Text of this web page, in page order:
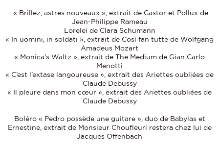
« Brillez, astres nouveaux », extrait de Castor et Pollux de
Jean-Philippe Rameau
Lorelei de Clara Schumann
« In uomini, in soldati », extrait de Così fan tutte de Wolfgang
Amadeus Mozart
« Monica’s Waltz », extrait de The Medium de Gian Carlo
Menotti
« C’est l’extase langoureuse », extrait des Ariettes oubliées de
Claude Debussy
« Il pleure dans mon cœur », extrait des Ariettes oubliées de
Claude Debussy
Boléro « Pedro possède une guitare », duo de Babylas et
Ernestine, extrait de Monsieur Choufleuri restera chez lui de
Jacques Offenbach